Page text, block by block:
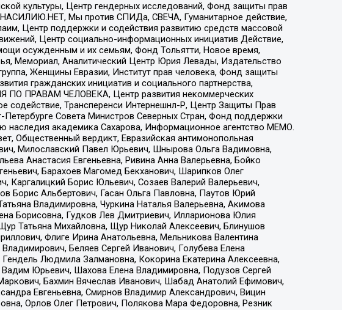
культуры, Центр гендерных исследований, Фонд защиты прав
НАСИЛИЮ.НЕТ, Мы против СПИДа, СВЕЧА, Гуманитарное действие,
Центр поддержки и содействия развитию средств массовой
Центр социально-информационных инициатив Действие,
осужденным и их семьям, Фонд Тольятти, Новое время,
Мемориал, Аналитический Центр Юрия Левады, Издательство
Женщины Евразии, Институт прав человека, Фонд защиты
гражданских инициатив и социального партнерства,
ПО ПРАВАМ ЧЕЛОВЕКА, Центр развития некоммерческих
содействие, Трансперенси Интернешнл-Р, Центр Защиты Прав
Совета Министров Северных Стран, Фонд поддержки
наследия академика Сахарова, Информационное агентство МЕМО.
Общественный вердикт, Евразийская антимонопольная
Милославский Павел Юрьевич, Шнырова Ольга Вадимовна,
Анастасия Евгеньевна, Ривина Анна Валерьевна, Бойко
Барахоев Магомед Бекханович, Шарипков Олег
Борис Юльевич, Созаев Валерий Валерьевич,
Борис Альбертович, Гасан Ольга Павловна, Паутов Юрий
Владимировна, Чуркина Наталья Валерьевна, Акимова
Борисовна, Гудков Лев Дмитриевич, Илларионова Юлия
Татьяна Михайловна, Щур Николай Алексеевич, Блинушов
Флиге Ирина Анатольевна, Мельникова Валентина
Беляев Сергей Иванович, Голубева Елена
Людмила Залмановна, Кокорина Екатерина Алексеевна,
Юрьевич, Шахова Елена Владимировна, Подузов Сергей
Бахмин Вячеслав Иванович, Шабад Анатолий Ефимович,
Евгеньевна, Смирнов Владимир Александрович, Вицин
Орлов Олег Петрович, Полякова Мара Федоровна, Резник